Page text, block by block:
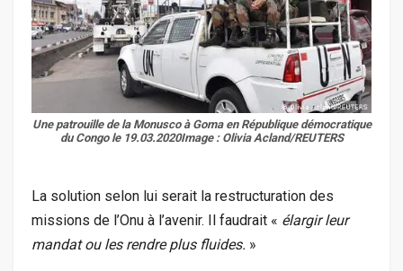
Une patrouille de la Monusco à Goma en République démocratique
du Congo le 19.03.2020Image : Olivia Acland/REUTERS
La solution selon lui serait la restructuration des
missions de l’Onu à l’avenir. Il faudrait « élargir leur
mandat ou les rendre plus fluides. »